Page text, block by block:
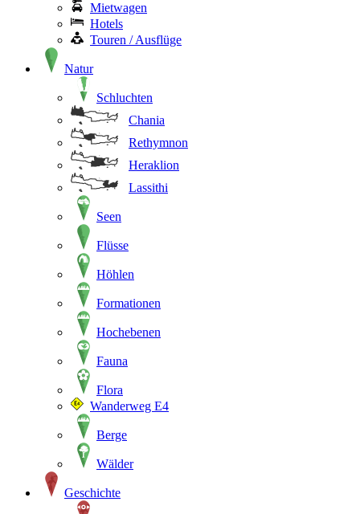
Mietwagen
Hotels
Touren / Ausflüge
Natur
Schluchten
Chania
Rethymnon
Heraklion
Lassithi
Seen
Flüsse
Höhlen
Formationen
Hochebenen
Fauna
Flora
Wanderweg E4
Berge
Wälder
Geschichte